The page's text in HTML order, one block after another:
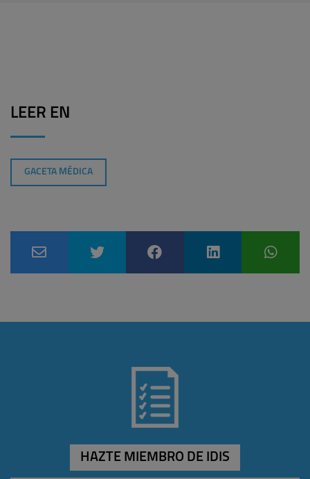
LEER EN
GACETA MÉDICA
HAZTE MIEMBRO DE IDIS